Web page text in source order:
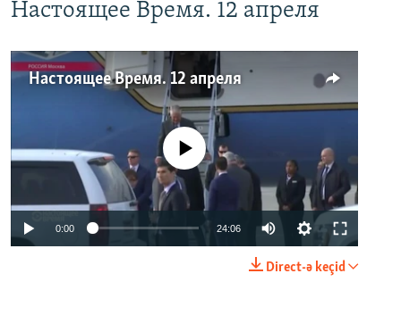
Настоящее Время. 12 апреля
Настоящее Время. 12 апреля
No media source currently available
0:00 24:06
Direct-ə keçid